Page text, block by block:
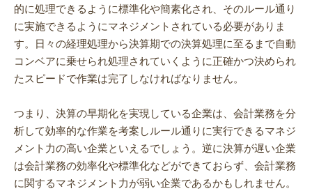
的に処理できるように標準化や簡素化され、そのルール通り
に実施できるようにマネジメントされている必要がありま
す。日々の経理処理から決算期での決算処理に至るまで自動
コンベアに乗せられ処理されていくように正確かつ決められ
たスピードで作業は完了しなければなりません。
つまり、決算の早期化を実現している企業は、会計業務を分
析して効率的な作業を考案しルール通りに実行できるマネジ
メント力の高い企業といえるでしょう。逆に決算が遅い企業
は会計業務の効率化や標準化などができておらず、会計業務
に関するマネジメント力が弱い企業であるかもしれません。